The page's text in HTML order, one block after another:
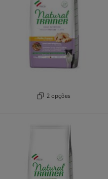
2 opções